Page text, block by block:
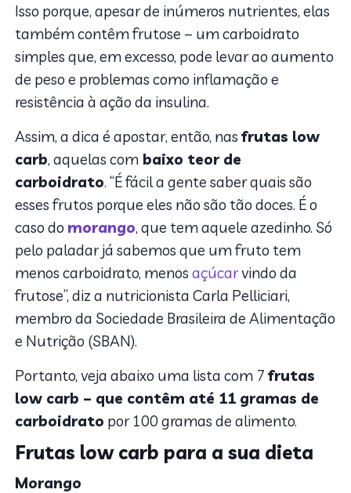
Isso porque, apesar de inúmeros nutrientes, elas
também contêm frutose – um carboidrato
simples que, em excesso, pode levar ao aumento
de peso e problemas como inflamação e
resistência à ação da insulina.
Assim, a dica é apostar, então, nasfrutas low
carb, aquelas com baixo teor de
carboidrato. “É fácil a gente saber quais são
esses frutos porque eles não são tão doces. É o
caso do morango, que tem aquele azedinho. Só
pelo paladar já sabemos que um fruto tem
menos carboidrato, menosaçúcarvindo da
frutose”, diz a nutricionista Carla Pelliciari,
membro da Sociedade Brasileira de Alimentação
e Nutrição (SBAN).
Portanto, veja abaixo uma lista com 7frutas
low carb – que contêm até 11 gramas de
carboidrato por 100 gramas de alimento.
Frutas low carb para a sua dieta
Morango